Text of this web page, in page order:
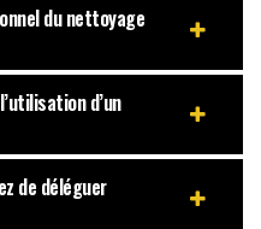
du nettoyage
d’un
de déléguer